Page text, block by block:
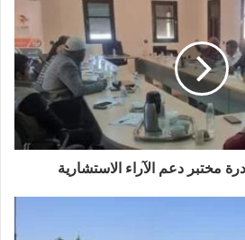
مختبر دعم الآراء الاستشارية